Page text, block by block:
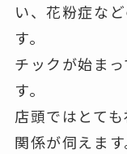
い、花粉症な
す。
チックが始ま
す。
店頭ではとて
関係が伺えます